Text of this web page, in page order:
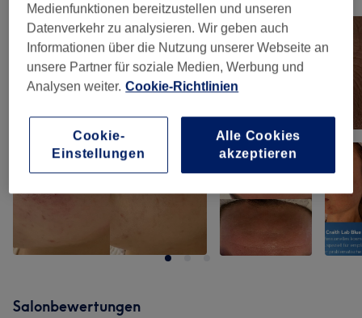
Bild anklicken für weitere Details
Salonbewertungen
Medienfunktionen bereitzustellen und unseren
Datenverkehr zu analysieren. Wir geben auch
Informationen über die Nutzung unserer Webseite an
unsere Partner für soziale Medien, Werbung und
Analysen weiter. Cookie-Richtlinien
Cookie-
Einstellungen
Alle Cookies
akzeptieren